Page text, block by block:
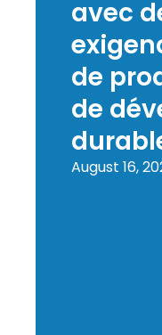
avec
de
de
August 16,